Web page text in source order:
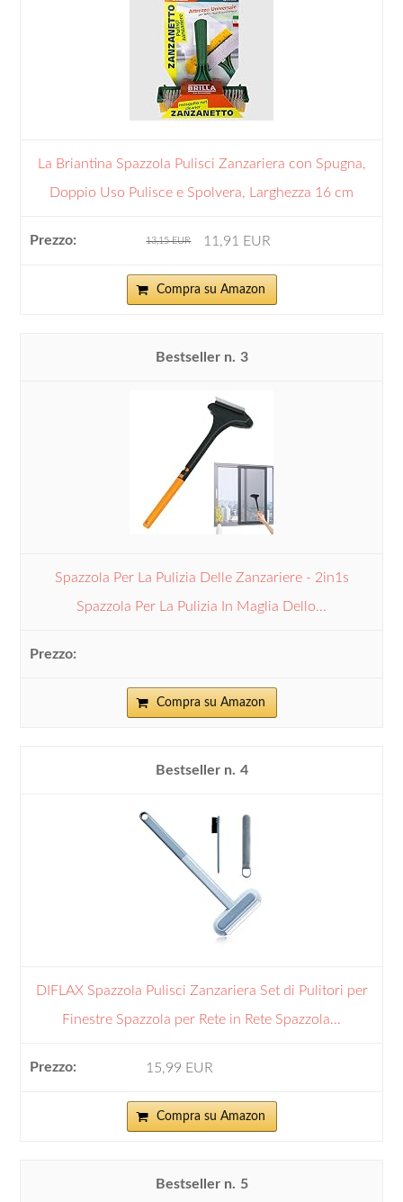
La Briantina Spazzola Pulisci Zanzariera con Spugna,
Doppio Uso Pulisce e Spolvera, Larghezza 16 cm
13,15 EUR 11,91 EUR
Compra su Amazon
3
Spazzola Per La Pulizia Delle Zanzariere - 2in1s
Spazzola Per La Pulizia In Maglia Dello...
Compra su Amazon
4
DIFLAX Spazzola Pulisci Zanzariera Set di Pulitori per
Finestre Spazzola per Rete in Rete Spazzola...
15,99 EUR
Compra su Amazon
5